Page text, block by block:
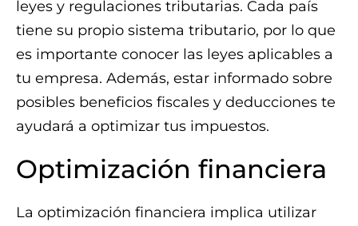
leyes y regulaciones tributarias. Cada país
tiene su propio sistema tributario, por lo que
es importante conocer las leyes aplicables a
tu empresa. Además, estar informado sobre
posibles beneficios fiscales y deducciones te
ayudará a optimizar tus impuestos.
Optimización financiera
La optimización financiera implica utilizar